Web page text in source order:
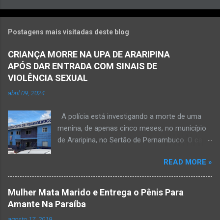
Postagens mais visitadas deste blog
CRIANÇA MORRE NA UPA DE ARARIPINA
APÓS DAR ENTRADA COM SINAIS DE
VIOLÊNCIA SEXUAL
abril 09, 2024
A polícia está investigando a morte de uma
menina, de apenas cinco meses, no município
de Araripina, no Sertão de Pernambuco. O caso
morte a esclarecer”. A PM diz que, na segunda-
feira (8), foi acionada para verificar uma
possível ocorrência de estupro de vulnerável,
na UPA da cidade, mas ao chegar ao local a
READ MORE »
Mulher Mata Marido e Entrega o Pênis Para
Amante Na Paraíba